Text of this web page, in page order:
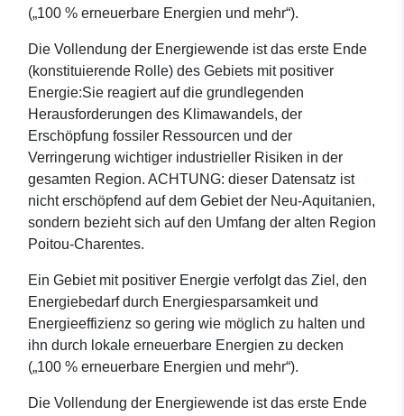
(„100 % erneuerbare Energien und mehr“).
Die Vollendung der Energiewende ist das erste Ende
(konstituierende Rolle) des Gebiets mit positiver
Energie:Sie reagiert auf die grundlegenden
Herausforderungen des Klimawandels, der
Erschöpfung fossiler Ressourcen und der
Verringerung wichtiger industrieller Risiken in der
gesamten Region. ACHTUNG: dieser Datensatz ist
nicht erschöpfend auf dem Gebiet der Neu-Aquitanien,
sondern bezieht sich auf den Umfang der alten Region
Poitou-Charentes.
Ein Gebiet mit positiver Energie verfolgt das Ziel, den
Energiebedarf durch Energiesparsamkeit und
Energieeffizienz so gering wie möglich zu halten und
ihn durch lokale erneuerbare Energien zu decken
(„100 % erneuerbare Energien und mehr“).
Die Vollendung der Energiewende ist das erste Ende